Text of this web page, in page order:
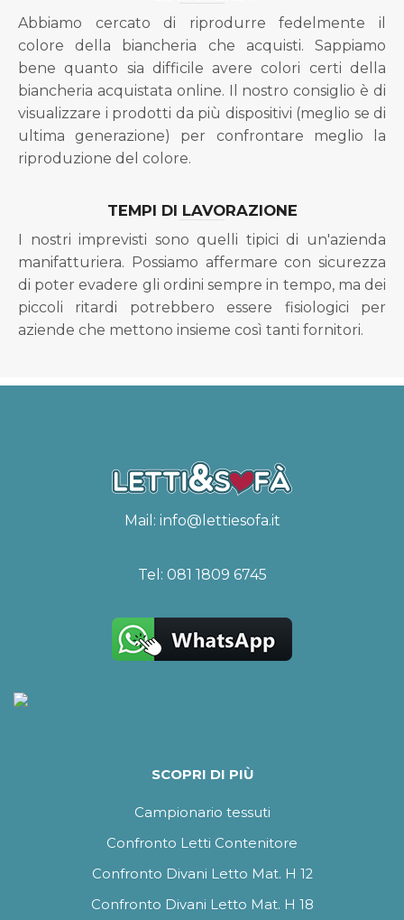
Abbiamo cercato di riprodurre fedelmente il
colore della biancheria che acquisti. Sappiamo
bene quanto sia difficile avere colori certi della
biancheria acquistata online. Il nostro consiglio è di
visualizzare i prodotti da più dispositivi (meglio se di
ultima generazione) per confrontare meglio la
riproduzione del colore.
TEMPI DI LAVORAZIONE
I nostri imprevisti sono quelli tipici di un'azienda
manifatturiera. Possiamo affermare con sicurezza
di poter evadere gli ordini sempre in tempo, ma dei
piccoli ritardi potrebbero essere fisiologici per
aziende che mettono insieme così tanti fornitori.
Mail: info@lettiesofa.it
Tel: 081 1809 6745
SCOPRI DI PIÙ
Campionario tessuti
Confronto Letti Contenitore
Confronto Divani Letto Mat. H 12
Confronto Divani Letto Mat. H 18